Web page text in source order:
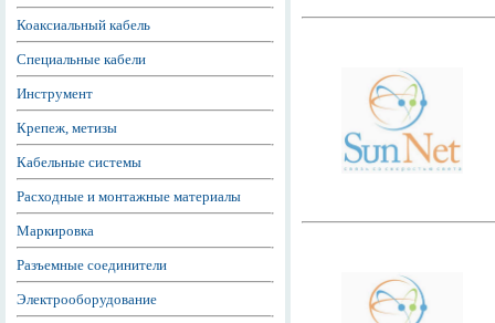
Коаксиальный кабель
Специальные кабели
Инструмент
Крепеж, метизы
Кабельные системы
Расходные и монтажные материалы
Маркировка
Разъемные соединители
Электрооборудование